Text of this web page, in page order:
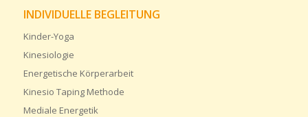
INDIVIDUELLE BEGLEITUNG
Kinder-Yoga
Kinesiologie
Energetische Körperarbeit
Kinesio Taping Methode
Mediale Energetik